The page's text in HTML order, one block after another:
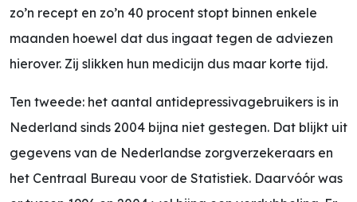
zo’n recept en zo’n 40 procent stopt binnen enkele
maanden hoewel dat dus ingaat tegen de adviezen
hierover. Zij slikken hun medicijn dus maar korte tijd.
Ten tweede: het aantal antidepressivagebruikers is in
Nederland sinds 2004 bijna niet gestegen. Dat blijkt uit
gegevens van de Nederlandse zorgverzekeraars en
het Centraal Bureau voor de Statistiek. Daarvóór was